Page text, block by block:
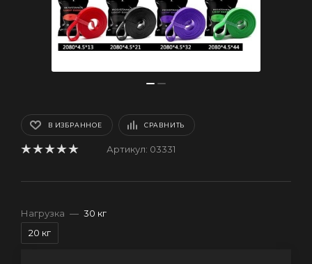
В ИЗБРАННОЕ СРАВНИТЬ
Артикул: 03331
Нагрузка — 30 кг
20 кг